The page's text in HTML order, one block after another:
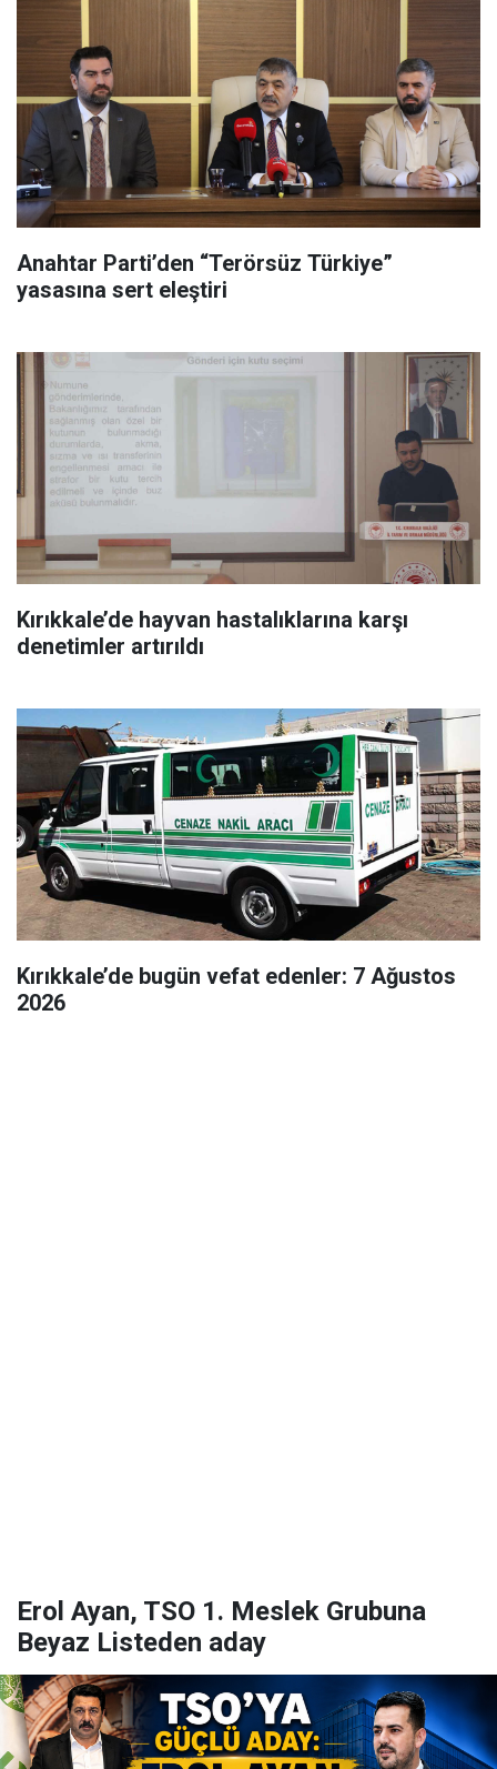
Anahtar Parti’den “Terörsüz Türkiye”
yasasına sert eleştiri
Kırıkkale’de hayvan hastalıklarına karşı
denetimler artırıldı
Kırıkkale’de bugün vefat edenler: 7 Ağustos
2026
Erol Ayan, TSO 1. Meslek Grubuna
Beyaz Listeden aday